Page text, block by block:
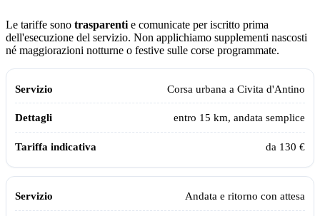
Le tariffe sono trasparenti e comunicate per iscritto prima
dell'esecuzione del servizio. Non applichiamo supplementi nascosti
né maggiorazioni notturne o festive sulle corse programmate.
Tabella dei prezzi e delle tratte del taxi sanitario Assistiamo Te a
Servizio
Corsa urbana a Civita d'Antino
entro 15 km, andata semplice
da 130 €
Andata e ritorno con attesa